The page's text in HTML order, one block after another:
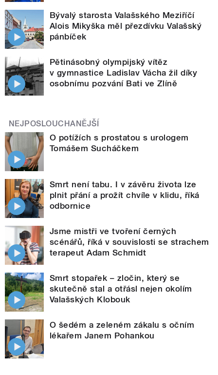
Bývalý starosta Valašského Meziříčí
Alois Mikyška měl přezdívku Valašský
pánbíček
Pětinásobný olympijský vítěz
v gymnastice Ladislav Vácha žil díky
osobnímu pozvání Bati ve Zlíně
NEJPOSLOUCHANĚJŠÍ
O potížích s prostatou s urologem
Tomášem Sucháčkem
Smrt není tabu. I v závěru života lze
plnit přání a prožít chvíle v klidu, říká
odbornice
Jsme mistři ve tvoření černých
scénářů, říká v souvislosti se strachem
terapeut Adam Schmidt
Smrt stopařek – zločin, který se
skutečně stal a otřásl nejen okolím
Valašských Klobouk
O šedém a zeleném zákalu s očním
lékařem Janem Pohankou